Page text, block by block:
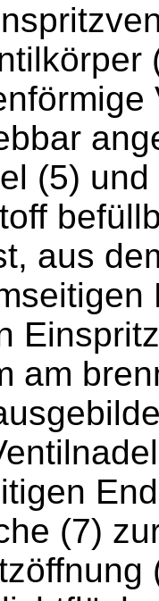
(5)
aus
am
(7)